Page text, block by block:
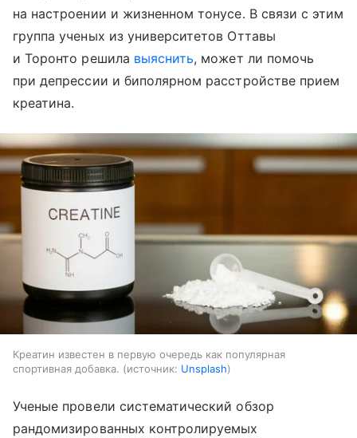
на настроении и жизненном тонусе. В связи с этим
группа ученых из университетов Оттавы
и Торонто решила выяснить, может ли помочь
при депрессии и биполярном расстройстве прием
креатина.
Креатин известен в первую очередь как популярная
спортивная добавка.
источник: Unsplash
Ученые провели систематический обзор
рандомизированных контролируемых